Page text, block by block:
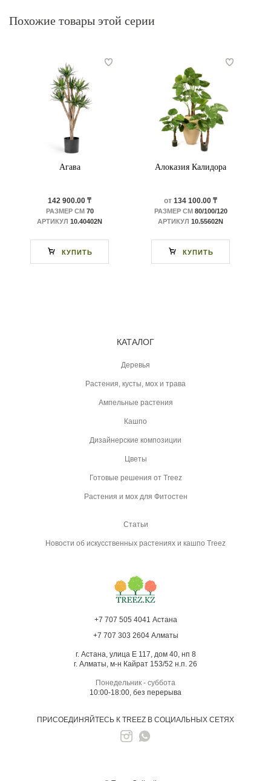
Похожие товары этой серии
Агава
142 900.00 ₸
РАЗМЕР СМ70
АРТИКУЛ 10.40402N
КУПИТЬ
Алоказия Калидора
от 134 100.00 ₸
РАЗМЕР СМ80/100/120
АРТИКУЛ 10.55602N
КУПИТЬ
КАТАЛОГ
Деревья
Растения, кусты, мох и трава
Ампельные растения
Кашпо
Дизайнерские композиции
Цветы
Готовые решения от Treez
Растения и мох для Фитостен
Статьи
Новости об искусственных растениях и кашпо Treez
+7 707 505 4041 Астана
+7 707 303 2604 Алматы
г. Астана, улица Е 117, дом 40, нп 8
г. Алматы, м-н Кайрат 153/52 н.п. 26
Понедельник - суббота
10:00-18:00, без перерыва
ПРИСОЕДИНЯЙТЕСЬ К TREEZ В СОЦИАЛЬНЫХ СЕТЯХ